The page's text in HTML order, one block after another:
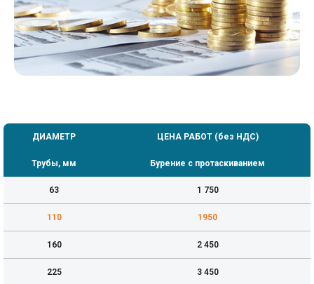
ДИАМЕТР ЦЕНА РАБОТ (без НДС)
Трубы, мм Бурение с протаскиванием
63 1 750
110 1950
160 2 450
225 3 450